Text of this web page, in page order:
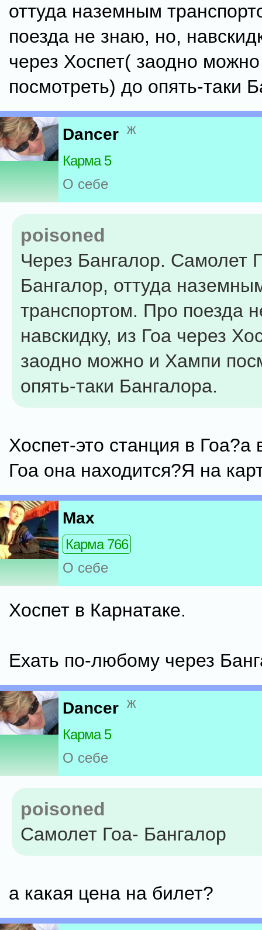
оттуда наземным
поезда не знаю, но,
через Хоспет( заодно
посмотреть) до опять-таки
Dancer ж
Карма 5
О себе
poisoned
Через Бангалор. Самолет
Бангалор, оттуда
транспортом. Про поезда
навскидку, из Гоа через
заодно можно и Хампи
опять-таки Бангалора.
Хоспет-это станция в Гоа?а
Гоа она находится?Я на
Max
Карма 766
О себе
Хоспет в Карнатаке.
Ехать по-любому через
Dancer ж
Карма 5
О себе
poisoned
Самолет Гоа- Бангалор
а какая цена на билет?